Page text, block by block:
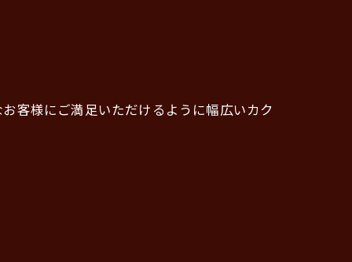
客様にご満足いただけるように幅広いカク